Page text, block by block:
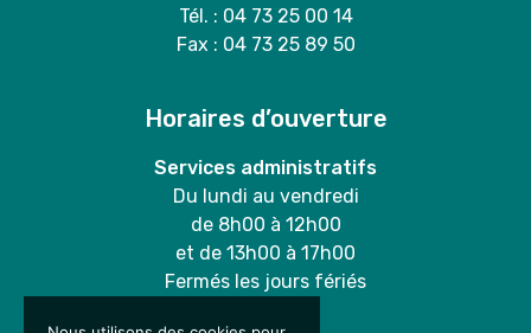
Tél. : 04 73 25 00 14
Fax : 04 73 25 89 50
Horaires d’ouverture
Services administratifs
Du lundi au vendredi
de 8h00 à 12h00
et de 13h00 à 17h00
Fermés les jours fériés